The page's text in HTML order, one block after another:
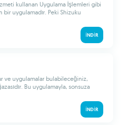
kullanan Uygulama İşlemleri gibi
uygulamadır. Peki Shizuku
İNDIR
ve uygulamalar bulabileceğiniz,
Bu uygulamayla, sonsuza
İNDIR